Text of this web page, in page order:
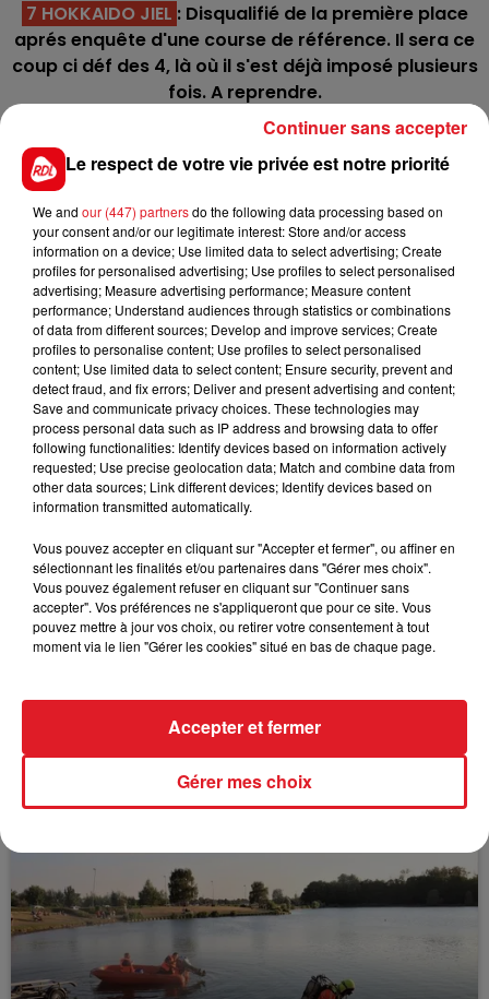
7 HOKKAIDO JIEL : Disqualifié de la première place
aprés enquête d'une course de référence. Il sera ce
coup ci déf des 4, là où il s'est déjà imposé plusieurs
fois. A reprendre.
: 4 victoires en étant déférré des
posterieurs, il était un peu moins bien à sa dernière
sortie, mais tout est rentré dans l'ordre à
l'entraînement.
9 HUSSARD DU LANDRET: Il a pris un peu de repos
aprés le dernier meeting d'hiver, et a maintenant 3
parcours dans les jambes. Il est prêt à enclencher
pour la 4/5éme place.
************
En direct des pistes
BÉTHUNE: ENQUÊTE POUR HOMICIDE
VOLONTAIRE EN COURS, APRÈS LA...
Le respect de votre vie privée est notre priorité
We and our (447) partnersdo the following data processing based on
your consent and/or our legitimate interest: Store and/or access
information on a device; Use limited data to select advertising; Create
profiles for personalised advertising; Use profiles to select personalised
advertising; Measure advertising performance; Measure content
performance; Understand audiences through statistics or combinations
of data from different sources; Develop and improve services; Create
profiles to personalise content; Use profiles to select personalised
content; Use limited data to select content; Ensure security, prevent and
detect fraud, and fix errors; Deliver and present advertising and content;
Save and communicate privacy choices. These technologies may
process personal data such as IP address and browsing data to offer
following functionalities: Identify devices based on information actively
requested; Use precise geolocation data; Match and combine data from
other data sources; Link different devices; Identify devices based on
information transmitted automatically.
Vous pouvez accepter en cliquant sur "Accepter et fermer", ou affiner en
sélectionnant les finalités et/ou partenaires dans "Gérer mes choix".
Vous pouvez également refuser en cliquant sur "Continuer sans
accepter". Vos préférences ne s'appliqueront que pour ce site. Vous
pouvez mettre à jour vos choix, ou retirer votre consentement à tout
moment via le lien "Gérer les cookies" situé en bas de chaque page.
Gérer mes choix
Accepter et fermer
Continuer sans accepter